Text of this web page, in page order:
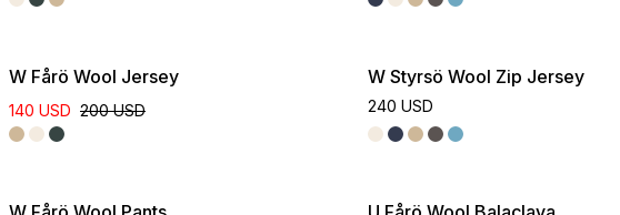
W Fårö Wool Jersey
140 USD 200 USD
W Styrsö Wool Zip Jersey
240 USD